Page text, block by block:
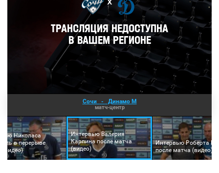
Сочи - Динамо М
матч-центр
Николаса
в перерыве
(видео)
Интервью Валерия
Карпина после матча
(видео)
Интервью Роберта
после матча (видео)